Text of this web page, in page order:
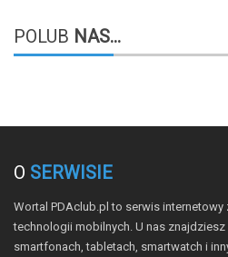
POLUB NAS...
O SERWISIE
Wortal PDAclub.pl to serwis internetowy
technologii mobilnych. U nas
smartfonach, tabletach, smartwatch i